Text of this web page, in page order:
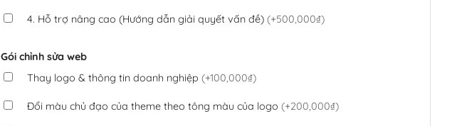
4. Hỗ trợ nâng cao (Hướng dẫn giải quyết vấn đề) (+500,000₫)
Gói chỉnh sửa web
Thay logo & thông tin doanh nghiệp (+100,000₫)
Đổi màu chủ đạo của theme theo tông màu của logo (+200,000₫)